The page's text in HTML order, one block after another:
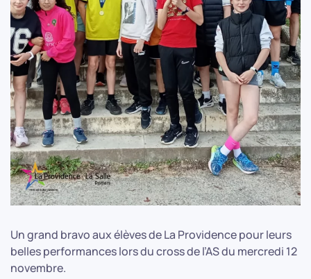
Un grand bravo aux élèves de La Providence pour leurs
belles performances lors du cross de l’AS du mercredi 12
novembre.